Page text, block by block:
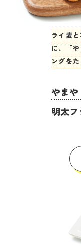
ライ麦
に、「
ングをた
やまや
明太フ